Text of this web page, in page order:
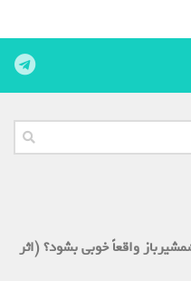
واقعاً خوبی بشود؟ (اثر